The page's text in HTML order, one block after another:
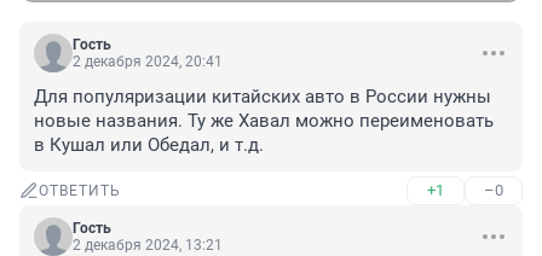
Гость
2 декабря 2024, 20:41
Для популяризации китайских авто в России нужны
новые названия. Ту же Хавал можно переименовать
в Кушал или Обедал, и т.д.
ОТВЕТИТЬ +1 –0
Гость
2 декабря 2024, 13:21